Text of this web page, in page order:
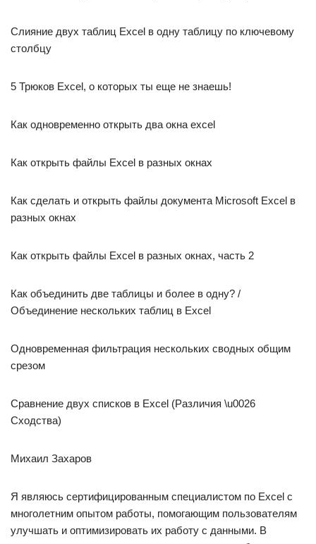
Слияние двух таблиц Excel в одну таблицу по ключевому
столбцу
5 Трюков Excel, о которых ты еще не знаешь!
Как одновременно открыть два окна excel
Как открыть файлы Excel в разных окнах
Как сделать и открыть файлы документа Microsoft Excel в
разных окнах
Как открыть файлы Excel в разных окнах, часть 2
Как объединить две таблицы и более в одну? /
Объединение нескольких таблиц в Excel
Одновременная фильтрация нескольких сводных общим
срезом
Сравнение двух списков в Excel (Различия \u0026
Сходства)
Михаил Захаров
Я являюсь сертифицированным специалистом по Excel с
многолетним опытом работы, помогающим пользователям
улучшать и оптимизировать их работу с данными. В